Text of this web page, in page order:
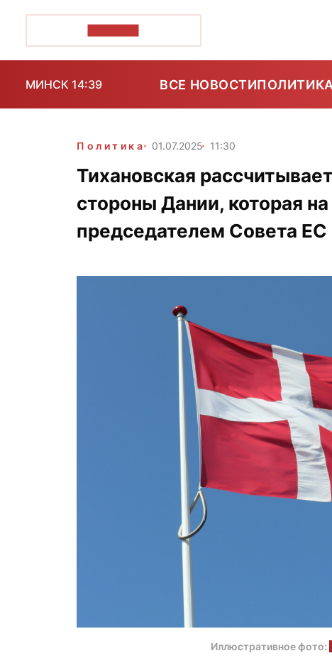
МИНСК 14:39 ВСЕ НОВОСТИПОЛИТИКА
Политика 01.07.2025 11:30
Тихановская
стороны Дании, которая
председателем Совета ЕС
Иллюстративное фото: